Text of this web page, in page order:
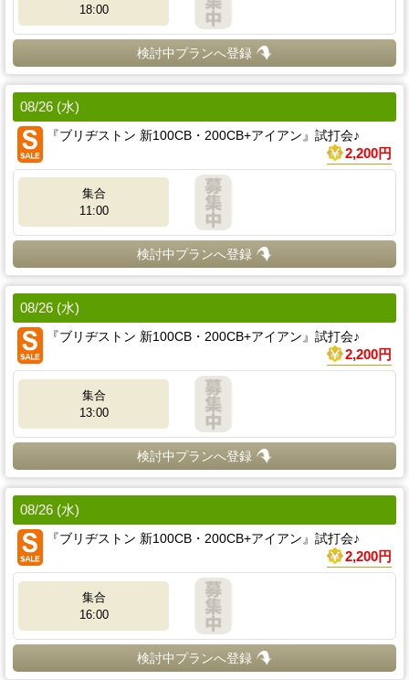
18:00
検討中プランへ登録
08/26 (水)
『ブリヂストン 新100CB・200CB+アイアン』試打会♪
2,200円
集合
11:00
検討中プランへ登録
08/26 (水)
『ブリヂストン 新100CB・200CB+アイアン』試打会♪
2,200円
集合
13:00
検討中プランへ登録
08/26 (水)
『ブリヂストン 新100CB・200CB+アイアン』試打会♪
2,200円
集合
16:00
検討中プランへ登録